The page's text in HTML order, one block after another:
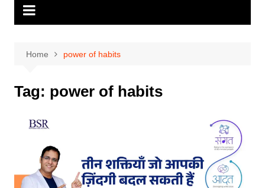
Home power of habits
Tag: power of habits